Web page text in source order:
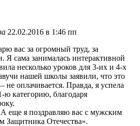
22.02.2016 в 1:46 пп
вас за огромный труд, за
Я сама занималась интерактивной
несколько уроков для 3-их и 4-х
нашей школы заявили, что это
оплачивается. Правда, я успела
ю категорию, благодаря
еще я поздравляю вас с мужским
Защитника Отечества».